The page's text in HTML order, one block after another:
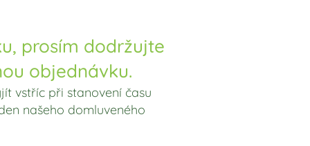
prosím dodržujte
objednávku.
vstříc při stanovení času
našeho domluveného